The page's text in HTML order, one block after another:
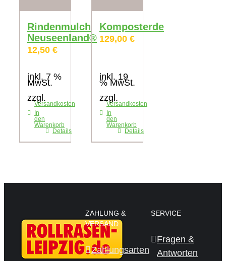
Rindenmulch
Neuseenland®
12,50 €
inkl. 7 %
MwSt.
zzgl.
Versandkosten
In
den
Warenkorb
Details
Komposterde
129,00 €
inkl. 19
% MwSt.
zzgl.
Versandkosten
In
den
Warenkorb
Details
ZAHLUNG &
VERSAND
Zahlungsarten
SERVICE
Fragen &
Antworten